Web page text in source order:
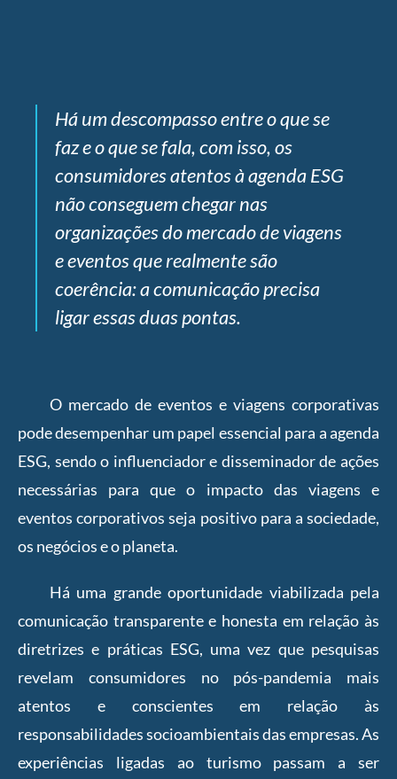
Há um descompasso entre o que se
faz e o que se fala, com isso, os
consumidores atentos à agenda ESG
não conseguem chegar nas
organizações do mercado de viagens
e eventos que realmente são
coerência: a comunicação precisa
ligar essas duas pontas.
O mercado de eventos e viagens corporativas
pode desempenhar um papel essencial para a agenda
ESG, sendo o influenciador e disseminador de ações
necessárias para que o impacto das viagens e
eventos corporativos seja positivo para a sociedade,
os negócios e o planeta.
Há uma grande oportunidade viabilizada pela
comunicação transparente e honesta em relação às
diretrizes e práticas ESG, uma vez que pesquisas
revelam consumidores no pós-pandemia mais
atentos e conscientes em relação às
responsabilidades socioambientais das empresas. As
experiências ligadas ao turismo passam a ser